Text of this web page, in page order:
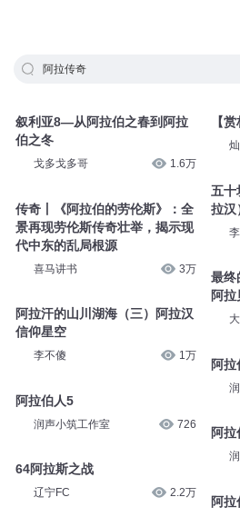
阿拉传奇
叙利亚8—从阿拉伯之春到阿拉
伯之冬
戈多戈多哥 1.6万
传奇丨《阿拉伯的劳伦斯》：全
景再现劳伦斯传奇壮举，揭示现
代中东的乱局根源
喜马讲书 3万
阿拉汗的山川湖海（三）阿拉汉
信仰星空
李不傻 1万
阿拉伯人5
润声小筑工作室 726
64阿拉斯之战
辽宁FC 2.2万
【
五十
拉汉
最终
阿拉
阿拉
阿拉
阿拉